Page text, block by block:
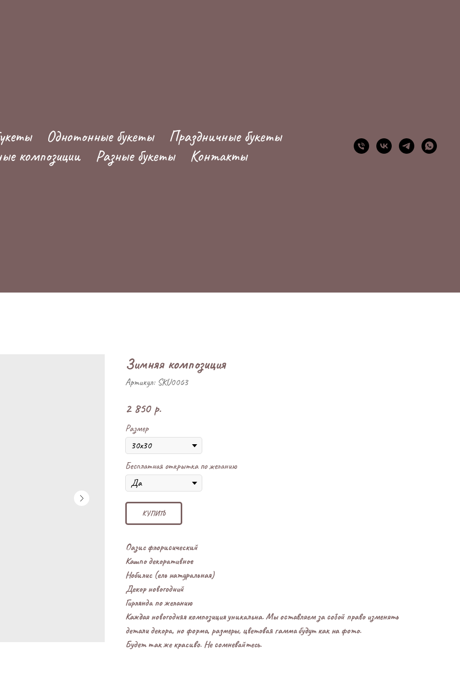
Однотонные букеты
Праздничные букеты
композиции
Разные букеты Контакты
Зимняя композиция
Артикул: SKU0063
2 850 р.
Размер
Бесплатная открытка по желанию
КУПИТЬ
Оазис флорисический
Кашпо декоративное
Нобилис (ель натуральная)
Декор новогодний
Гирлянда по желанию
Каждая новогодняя композиция уникальна. Мы оставляем за собой право изменять
детали декора, но форма, размеры, цветовая гамма будут как на фото.
Будет так же красиво. Не сомневайтесь.